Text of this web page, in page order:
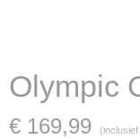
Olympic
€ 169,99